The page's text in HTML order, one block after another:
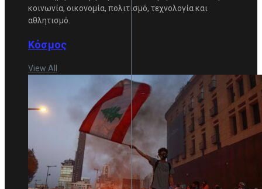
κοινωνία, οικονομία, πολιτισμό, τεχνολογία και
αθλητισμό.
Κόσμος
View All